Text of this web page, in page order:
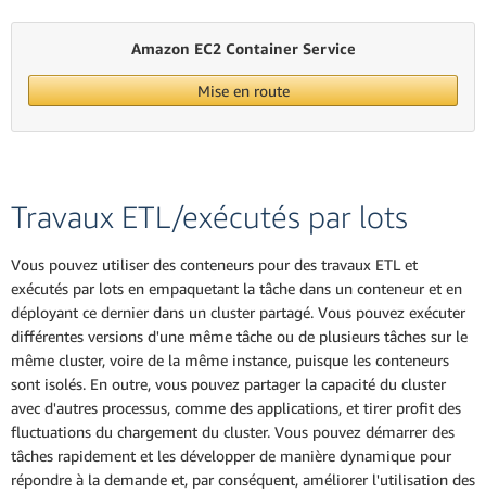
Amazon EC2 Container Service
Mise en route
Travaux ETL/exécutés par lots
Vous pouvez utiliser des conteneurs pour des travaux ETL et
exécutés par lots en empaquetant la tâche dans un conteneur et en
déployant ce dernier dans un cluster partagé. Vous pouvez exécuter
différentes versions d'une même tâche ou de plusieurs tâches sur le
même cluster, voire de la même instance, puisque les conteneurs
sont isolés. En outre, vous pouvez partager la capacité du cluster
avec d'autres processus, comme des applications, et tirer profit des
fluctuations du chargement du cluster. Vous pouvez démarrer des
tâches rapidement et les développer de manière dynamique pour
répondre à la demande et, par conséquent, améliorer l'utilisation des